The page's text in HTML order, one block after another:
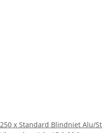
250 x Standard Blindniet Alu/